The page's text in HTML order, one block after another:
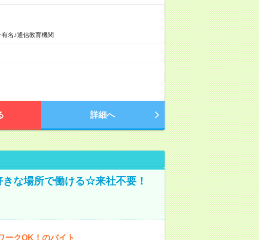
名♪通信教育機関
詳細へ
な場所で働ける☆来社不要！
ークOK！のバイト